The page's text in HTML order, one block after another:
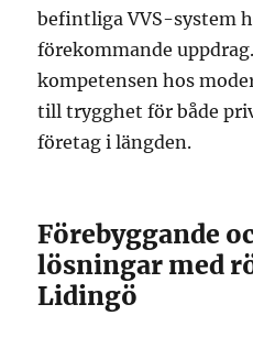
befintliga VVS-system
förekommande
kompetensen hos
till trygghet för både
företag i längden.
Förebyggande
lösningar med
Lidingö